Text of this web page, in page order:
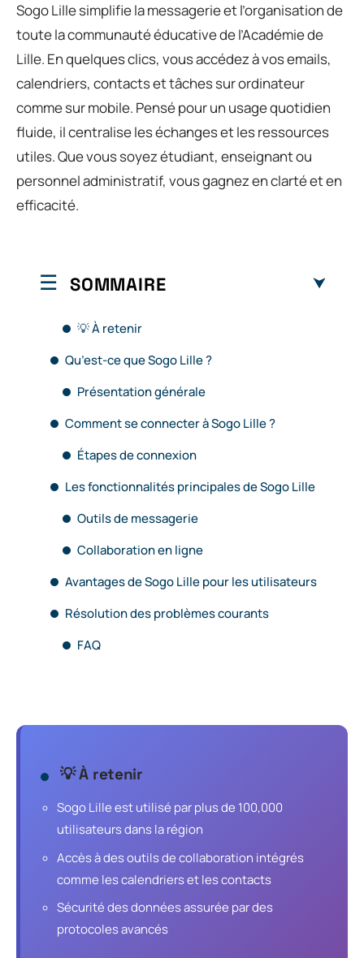
Sogo Lille simplifie la messagerie et l’organisation de
toute la communauté éducative de l’Académie de
Lille. En quelques clics, vous accédez à vos emails,
calendriers, contacts et tâches sur ordinateur
comme sur mobile. Pensé pour un usage quotidien
fluide, il centralise les échanges et les ressources
utiles. Que vous soyez étudiant, enseignant ou
personnel administratif, vous gagnez en clarté et en
efficacité.
SOMMAIRE
💡 À retenir
Qu’est-ce que Sogo Lille ?
Présentation générale
Comment se connecter à Sogo Lille ?
Étapes de connexion
Les fonctionnalités principales de Sogo Lille
Outils de messagerie
Collaboration en ligne
Avantages de Sogo Lille pour les utilisateurs
Résolution des problèmes courants
FAQ
💡 À retenir
Sogo Lille est utilisé par plus de 100,000
utilisateurs dans la région
Accès à des outils de collaboration intégrés
comme les calendriers et les contacts
Sécurité des données assurée par des
protocoles avancés